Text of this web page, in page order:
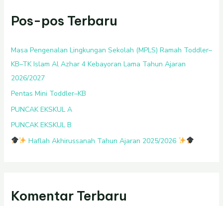
u
t
u
k
Pos-pos Terbaru
Masa Pengenalan Lingkungan Sekolah (MPLS) Ramah Toddler–
KB–TK Islam Al Azhar 4 Kebayoran Lama Tahun Ajaran
2026/2027
Pentas Mini Toddler–KB
PUNCAK EKSKUL A
PUNCAK EKSKUL B
Haflah Akhirussanah Tahun Ajaran 2025/2026
Komentar Terbaru